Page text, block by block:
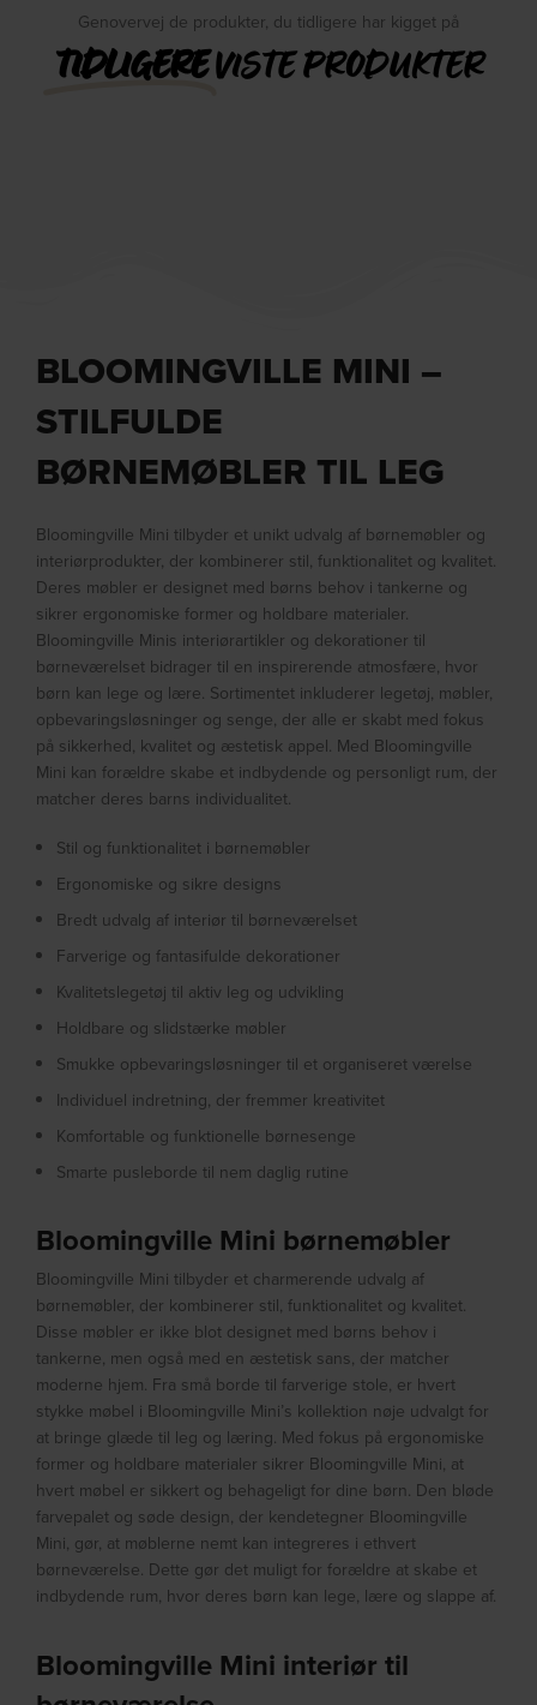
Genovervej de produkter, du tidligere har kigget på
TIDLIGEREVISTE PRODUKTER
BLOOMINGVILLE MINI –
STILFULDE
BØRNEMØBLER TIL LEG
Bloomingville Mini tilbyder et unikt udvalg af børnemøbler og
interiørprodukter, der kombinerer stil, funktionalitet og kvalitet.
Deres møbler er designet med børns behov i tankerne og
sikrer ergonomiske former og holdbare materialer.
Bloomingville Minis interiørartikler og dekorationer til
børneværelset bidrager til en inspirerende atmosfære, hvor
børn kan lege og lære. Sortimentet inkluderer legetøj, møbler,
opbevaringsløsninger og senge, der alle er skabt med fokus
på sikkerhed, kvalitet og æstetisk appel. Med Bloomingville
Mini kan forældre skabe et indbydende og personligt rum, der
matcher deres barns individualitet.
Stil og funktionalitet i børnemøbler
Ergonomiske og sikre designs
Bredt udvalg af interiør til børneværelset
Farverige og fantasifulde dekorationer
Kvalitetslegetøj til aktiv leg og udvikling
Holdbare og slidstærke møbler
Smukke opbevaringsløsninger til et organiseret værelse
Individuel indretning, der fremmer kreativitet
Komfortable og funktionelle børnesenge
Smarte pusleborde til nem daglig rutine
Bloomingville Mini børnemøbler
Bloomingville Mini tilbyder et charmerende udvalg af
børnemøbler, der kombinerer stil, funktionalitet og kvalitet.
Disse møbler er ikke blot designet med børns behov i
tankerne, men også med en æstetisk sans, der matcher
moderne hjem. Fra små borde til farverige stole, er hvert
stykke møbel i Bloomingville Mini’s kollektion nøje udvalgt for
at bringe glæde til leg og læring. Med fokus på ergonomiske
former og holdbare materialer sikrer Bloomingville Mini, at
hvert møbel er sikkert og behageligt for dine børn. Den bløde
farvepalet og søde design, der kendetegner Bloomingville
Mini, gør, at møblerne nemt kan integreres i ethvert
børneværelse. Dette gør det muligt for forældre at skabe et
indbydende rum, hvor deres børn kan lege, lære og slappe af.
Bloomingville Mini interiør til